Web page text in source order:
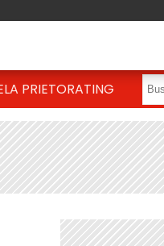
PRIETORATING